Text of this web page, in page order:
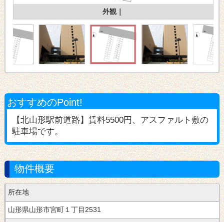
おすすめのPoint!
【北山形駅前道路】賃料5500円、アスファルト敷の
駐車場です。
物件概要
所在地
宮町１丁目2531